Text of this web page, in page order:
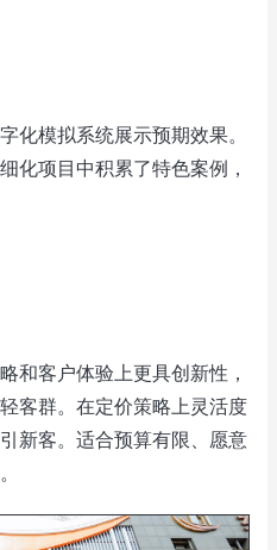
化模拟系统展示预期效果。
化项目中积累了特色案例，
和客户体验上更具创新性，
客群。在定价策略上灵活度
新客。适合预算有限、愿意